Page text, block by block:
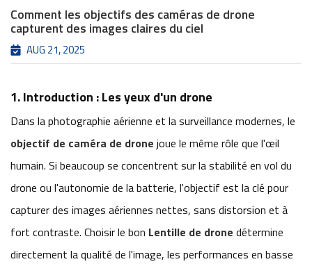
Comment les objectifs des caméras de drone
capturent des images claires du ciel
AUG 21, 2025
1. Introduction : Les yeux d'un drone
Dans la photographie aérienne et la surveillance modernes, le
objectif de caméra de drone joue le même rôle que l'œil
humain. Si beaucoup se concentrent sur la stabilité en vol du
drone ou l'autonomie de la batterie, l'objectif est la clé pour
capturer des images aériennes nettes, sans distorsion et à
fort contraste. Choisir le bon Lentille de drone détermine
directement la qualité de l'image, les performances en basse